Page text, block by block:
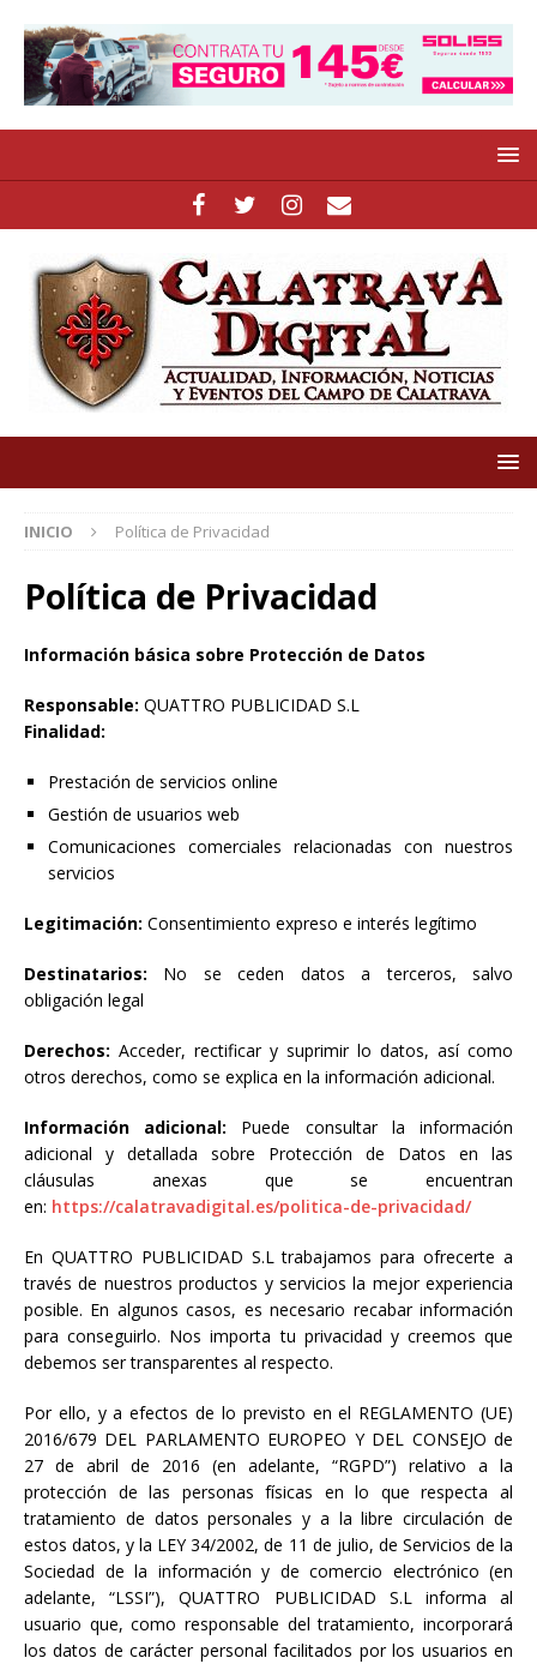
INICIO Política de Privacidad
Política de Privacidad
Información básica sobre Protección de Datos
Responsable: QUATTRO PUBLICIDAD S.L
Finalidad:
Prestación de servicios online
Gestión de usuarios web
Comunicaciones comerciales relacionadas con nuestros
servicios
Legitimación: Consentimiento expreso e interés legítimo
Destinatarios: No se ceden datos a terceros, salvo
obligación legal
Derechos: Acceder, rectificar y suprimir lo datos, así como
otros derechos, como se explica en la información adicional.
Información adicional: Puede consultar la información
adicional y detallada sobre Protección de Datos en las
cláusulas anexas que se encuentran
en: https://calatravadigital.es/politica-de-privacidad/
En QUATTRO PUBLICIDAD S.L trabajamos para ofrecerte a
través de nuestros productos y servicios la mejor experiencia
posible. En algunos casos, es necesario recabar información
para conseguirlo. Nos importa tu privacidad y creemos que
debemos ser transparentes al respecto.
Por ello, y a efectos de lo previsto en el REGLAMENTO (UE)
2016/679 DEL PARLAMENTO EUROPEO Y DEL CONSEJO de
27 de abril de 2016 (en adelante, “RGPD”) relativo a la
protección de las personas físicas en lo que respecta al
tratamiento de datos personales y a la libre circulación de
estos datos, y la LEY 34/2002, de 11 de julio, de Servicios de la
Sociedad de la información y de comercio electrónico (en
adelante, “LSSI”), QUATTRO PUBLICIDAD S.L informa al
usuario que, como responsable del tratamiento, incorporará
los datos de carácter personal facilitados por los usuarios en